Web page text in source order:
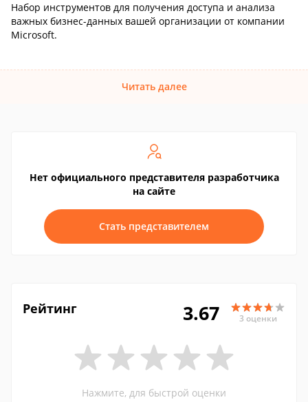
Набор инструментов для получения доступа и анализа
важных бизнес-данных вашей организации от компании
Microsoft.
Читать далее
Нет официального представителя разработчика
на сайте
Стать представителем
Рейтинг 3.67 3 оценки
Нажмите, для быстрой оценки